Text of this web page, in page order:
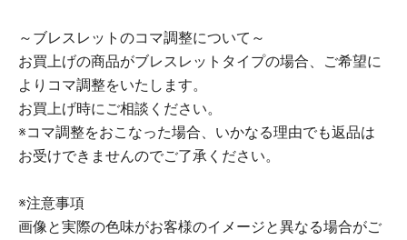
～ブレスレットのコマ調整について～
お買上げの商品がブレスレットタイプの場合、ご希望に
よりコマ調整をいたします。
お買上げ時にご相談ください。
※コマ調整をおこなった場合、いかなる理由でも返品は
お受けできませんのでご了承ください。
※注意事項
画像と実際の色味がお客様のイメージと異なる場合がご